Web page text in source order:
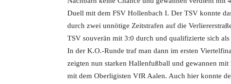
Duell mit dem FSV Hollenbach I. Der TSV konnte
durch zwei unnötige Zeitstrafen auf die
TSV souverän mit 3:0 durch und qualifizierte sich
In der K.O.-Runde traf man dann im ersten
zeigten nun starken Hallenfußball und gewannen
mit dem Oberligisten VfR Aalen. Auch hier konnte